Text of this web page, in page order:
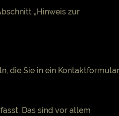
„Hinweis zur
die Sie in ein Kontaktformular
Das sind vor allem